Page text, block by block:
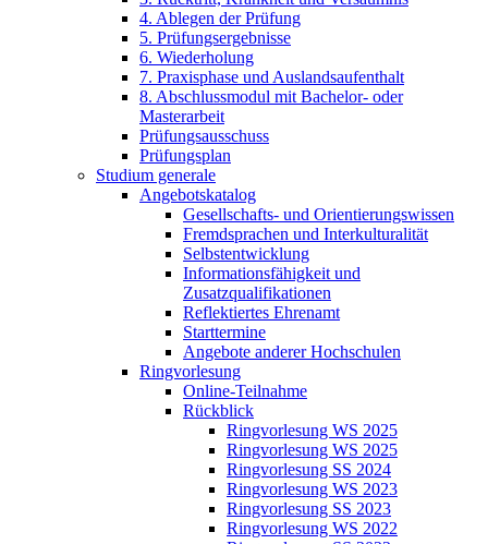
4. Ablegen der Prüfung
5. Prüfungsergebnisse
6. Wiederholung
7. Praxisphase und Auslandsaufenthalt
8. Abschlussmodul mit Bachelor- oder
Masterarbeit
Prüfungsausschuss
Prüfungsplan
Studium generale
Angebotskatalog
Gesellschafts- und Orientierungswissen
Fremdsprachen und Interkulturalität
Selbstentwicklung
Informationsfähigkeit und
Zusatzqualifikationen
Reflektiertes Ehrenamt
Starttermine
Angebote anderer Hochschulen
Ringvorlesung
Online-Teilnahme
Rückblick
Ringvorlesung WS 2025
Ringvorlesung WS 2025
Ringvorlesung SS 2024
Ringvorlesung WS 2023
Ringvorlesung SS 2023
Ringvorlesung WS 2022